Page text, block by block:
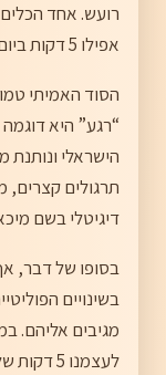
רועש. אחד
אפילו 5 דקות ביום עושות הבדל עצום.
הסוד האמיתי
“רגע” היא
הישראלי
תרגולים קצרים,
דיגיטלי בשם
בסופו של דבר,
בשינויים
מגיבים אליהם.
לעצמנו 5 דקות של שקט – וזה כל מה שצריך כדי להתחיל.